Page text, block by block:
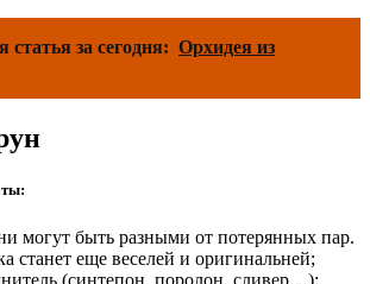
за сегодня: Орхидея из
могут быть разными от потерянных пар.
станет еще веселей и оригинальней;
(синтепон, поролон, сливер…);